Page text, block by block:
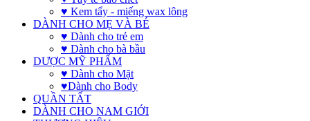
♥ Kem tẩy - miếng wax lông
DÀNH CHO MẸ VÀ BÉ
♥ Dành cho trẻ em
♥ Dành cho bà bầu
DƯỢC MỸ PHẨM
♥ Dành cho Mặt
♥Dành cho Body
QUẦN TẤT
DÀNH CHO NAM GIỚI